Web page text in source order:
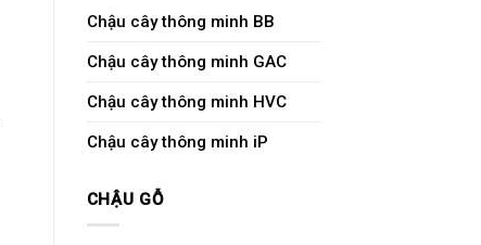
Chậu cây thông minh BB
Chậu cây thông minh GAC
Chậu cây thông minh HVC
Chậu cây thông minh iP
CHẬU GỖ